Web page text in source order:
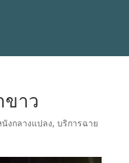
าว
งกลางแปลง, บริการฉาย